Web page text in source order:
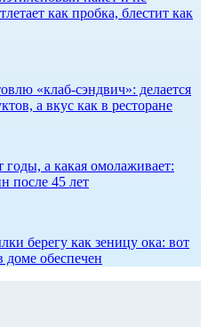
как пробка, блестит как
«клаб-сэндвич»: делается
а вкус как в ресторане
годы, а какая омолаживает:
после 45 лет
берегу как зеницу ока: вот
обеспечен